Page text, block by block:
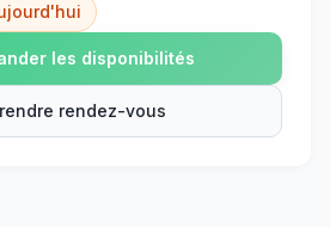
les disponibilités
rendez-vous